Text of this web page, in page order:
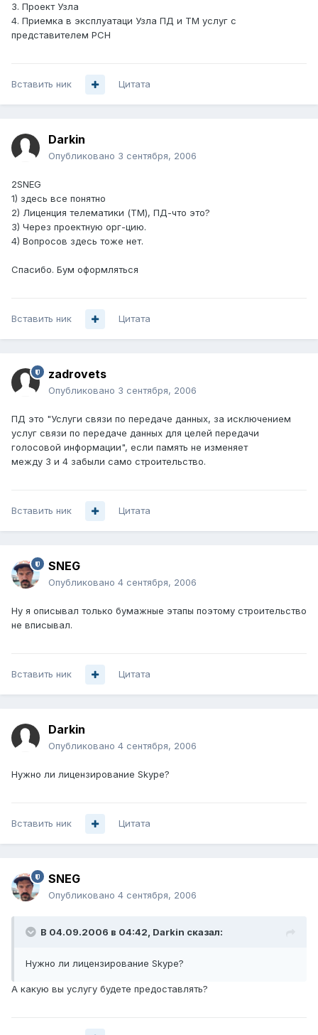
3. Проект Узла
4. Приемка в эксплуатаци Узла ПД и ТМ услуг с
представителем РСН
Вставить ник Цитата
Darkin
Опубликовано 3 сентября, 2006
2SNEG
1) здесь все понятно
2) Лиценция телематики (ТМ), ПД-что это?
3) Через проектную орг-цию.
4) Вопросов здесь тоже нет.
Спасибо. Бум оформляться
Вставить ник Цитата
zadrovets
Опубликовано 3 сентября, 2006
ПД это "Услуги связи по передаче данных, за исключением
услуг связи по передаче данных для целей передачи
голосовой информации", если память не изменяет
между 3 и 4 забыли само строительство.
Вставить ник Цитата
SNEG
Опубликовано 4 сентября, 2006
Ну я описывал только бумажные этапы поэтому строительство
не вписывал.
Вставить ник Цитата
Darkin
Опубликовано 4 сентября, 2006
Нужно ли лицензирование Skype?
Вставить ник Цитата
SNEG
Опубликовано 4 сентября, 2006
В 04.09.2006 в 04:42, Darkin сказал:
Нужно ли лицензирование Skype?
А какую вы услугу будете предоставлять?